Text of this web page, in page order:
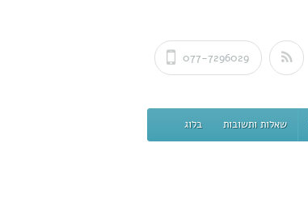
077-7296029
שאלות ותשובות בלוג